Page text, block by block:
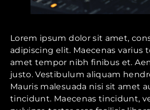
Lorem ipsum dolor sit amet,
adipiscing elit. Maecenas varius
amet tempor nibh finibus et.
justo. Vestibulum aliquam
Mauris malesuada nisi sit amet
tincidunt. Maecenas tincidunt,